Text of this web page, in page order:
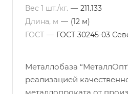
Вес 1 шт./кг. — 211.133
Длина, м — (12 м)
ГОСТ — ГОСТ 30245-03
Металлобаза
реализацией